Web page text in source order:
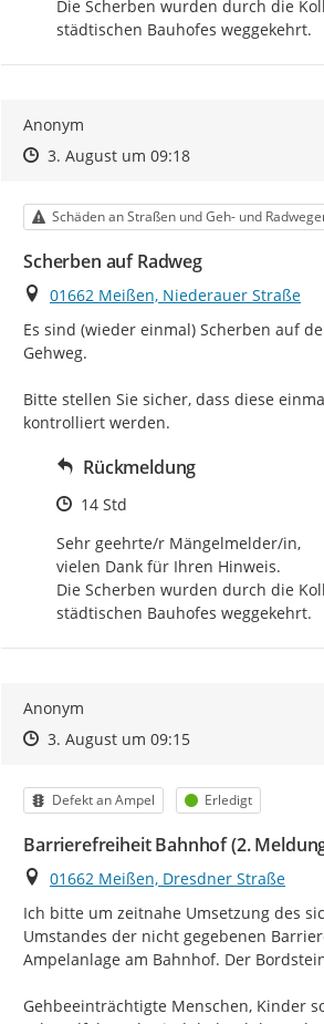
Die Scherben wurden durch die
städtischen Bauhofes weggekehrt.
Anonym
Zeitpunkt des Erstellens
Zeitpunkt des Erstellens
3. August um 09:18Zur Äußerung
Kategorie
Schäden an Straßen und Geh- und
Scherben auf Radweg
Ort
01662 Meißen, Niederauer Straße
Es sind (wieder einmal) Scherben auf
Gehweg.
Bitte stellen Sie sicher, dass diese
kontrolliert werden.
Rückmeldung
Zeitpunkt des Erstellens
14 Std
Sehr geehrte/r Mängelmelder/in,
vielen Dank für Ihren Hinweis.
Die Scherben wurden durch die
städtischen Bauhofes weggekehrt.
Anonym
Zeitpunkt des Erstellens
Zeitpunkt des Erstellens
3. August um 09:15Zur Äußerung
Kategorie
Defekt an Ampel Status
Erledigt
Barrierefreiheit Bahnhof (2.
Ort
01662 Meißen, Dresdner Straße
Ich bitte um zeitnahe Umsetzung des
Umstandes der nicht gegebenen
Ampelanlage am Bahnhof. Der
Gehbeeinträchtigte Menschen, Kinder